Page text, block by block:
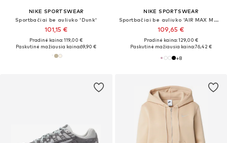
NIKE SPORTSWEAR
Sportbačiai be auliuko 'Dunk'
101,15 €
Pradinė kaina: 119,00 €
Paskutinė mažiausia kaina:69,90 €
NIKE SPORTSWEAR
Sportbačiai be auliuko 'AIR MAX MOTO 2K'
109,65 €
Pradinė kaina: 129,00 €
Paskutinė mažiausia kaina:76,42 €
+8